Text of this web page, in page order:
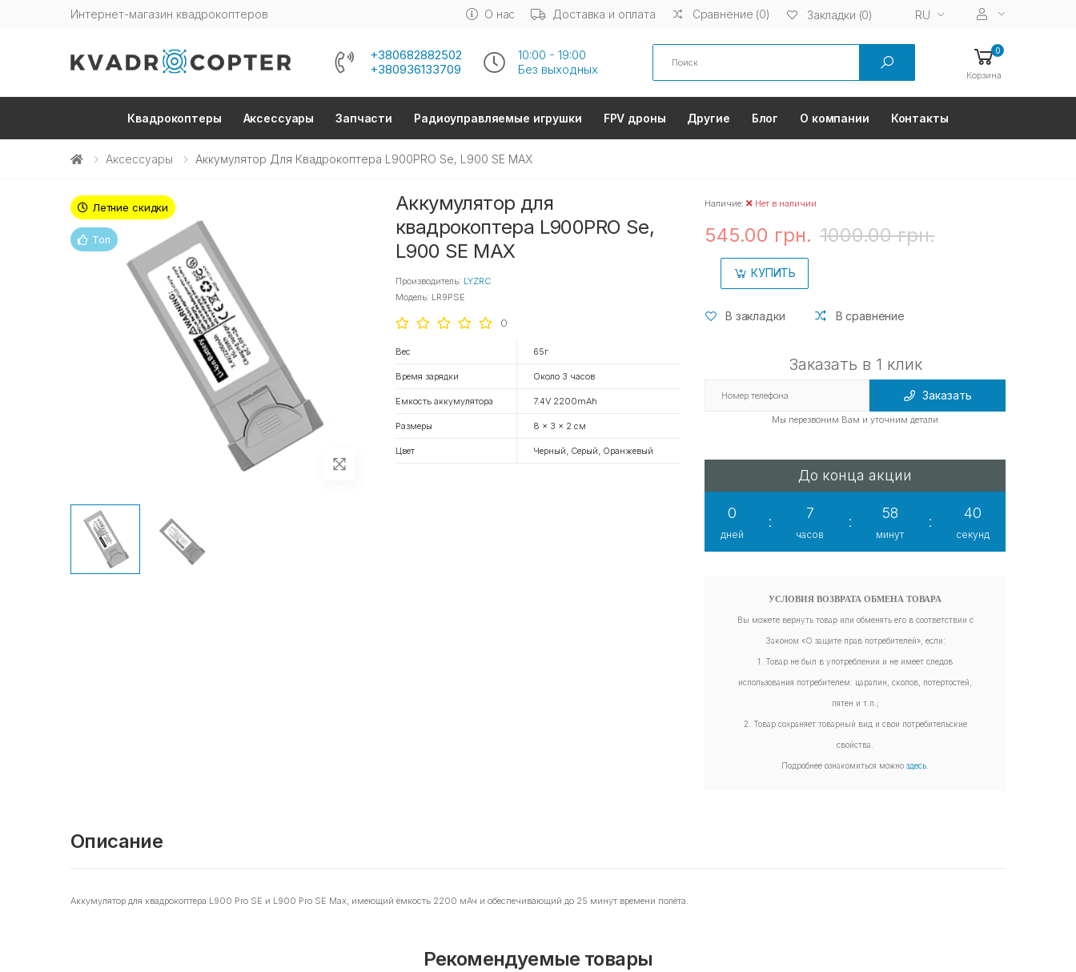
Интернет-магазин квадрокоптеров О нас Доставка и оплата Сравнение (0) Закладки (0) RU
+380682882502
+380936133709
10:00 - 19:00
Без выходных
Search 0
Корзина
Квадрокоптеры Аксессуары Запчасти Радиоуправляемые игрушки FPV дроны Другие Блог О компании Контакты
Аксессуары Аккумулятор Для Квадрокоптера L900PRO Se, L900 SE MAX
Летние скидки
Топ
Аккумулятор для
квадрокоптера L900PRO Se,
L900 SE MAX
Производитель: LYZRC
Модель: LR9PSE
0
Вес 65г
Время зарядки Около 3 часов
Емкость аккумулятора 7.4V 2200mAh
Размеры 8 x 3 x 2 см
Цвет Черный, Серый, Оранжевый
Наличие: Нет в наличии
545.00 грн. 1000.00 грн.
КУПИТЬ
В закладки В сравнение
Заказать в 1 клик
Заказать
Мы перезвоним Вам и уточним детали
До конца акции
0
дней
:
7
часов
:
58
минут
:
39
секунд
УСЛОВИЯ ВОЗВРАТА ОБМЕНА ТОВАРА
Вы можете вернуть товар или обменять его в соответствии с
Законом «О защите прав потребителей», если:
1. Товар не был в употреблении и не имеет следов
использования потребителем: царапин, сколов, потертостей,
пятен и т.п.;
2. Товар сохраняет товарный вид и свои потребительские
свойства.
Подробнее ознакомиться можно здесь
Описание
Аккумулятор для квадрокоптера L900 Pro SE и L900 Pro SE Max, имеющий ёмкость 2200 мАч и обеспечивающий до 25 минут времени полёта.
Рекомендуемые товары